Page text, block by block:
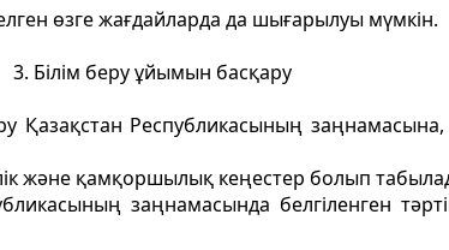
өзге жағдайларда да шығарылуы мүмкiн.
3. Білім беру ұйымын басқару
Қазақстан Республикасының
және қамқоршылық кеңестер болып
заңнамасында белгіленген